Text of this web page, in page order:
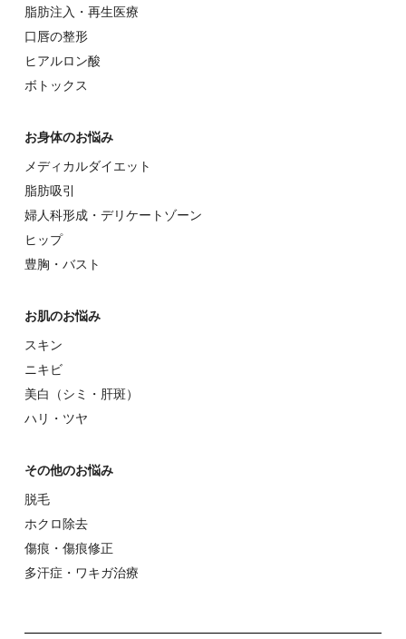
脂肪注入・再生医療
⼝唇の整形
ヒアルロン酸
ボトックス
お⾝体のお悩み
メディカルダイエット
脂肪吸引
婦⼈科形成・デリケートゾーン
ヒップ
豊胸・バスト
お肌のお悩み
スキン
ニキビ
美⽩（シミ・肝斑）
ハリ・ツヤ
その他のお悩み
脱⽑
ホクロ除去
傷痕・傷痕修正
多汗症・ワキガ治療